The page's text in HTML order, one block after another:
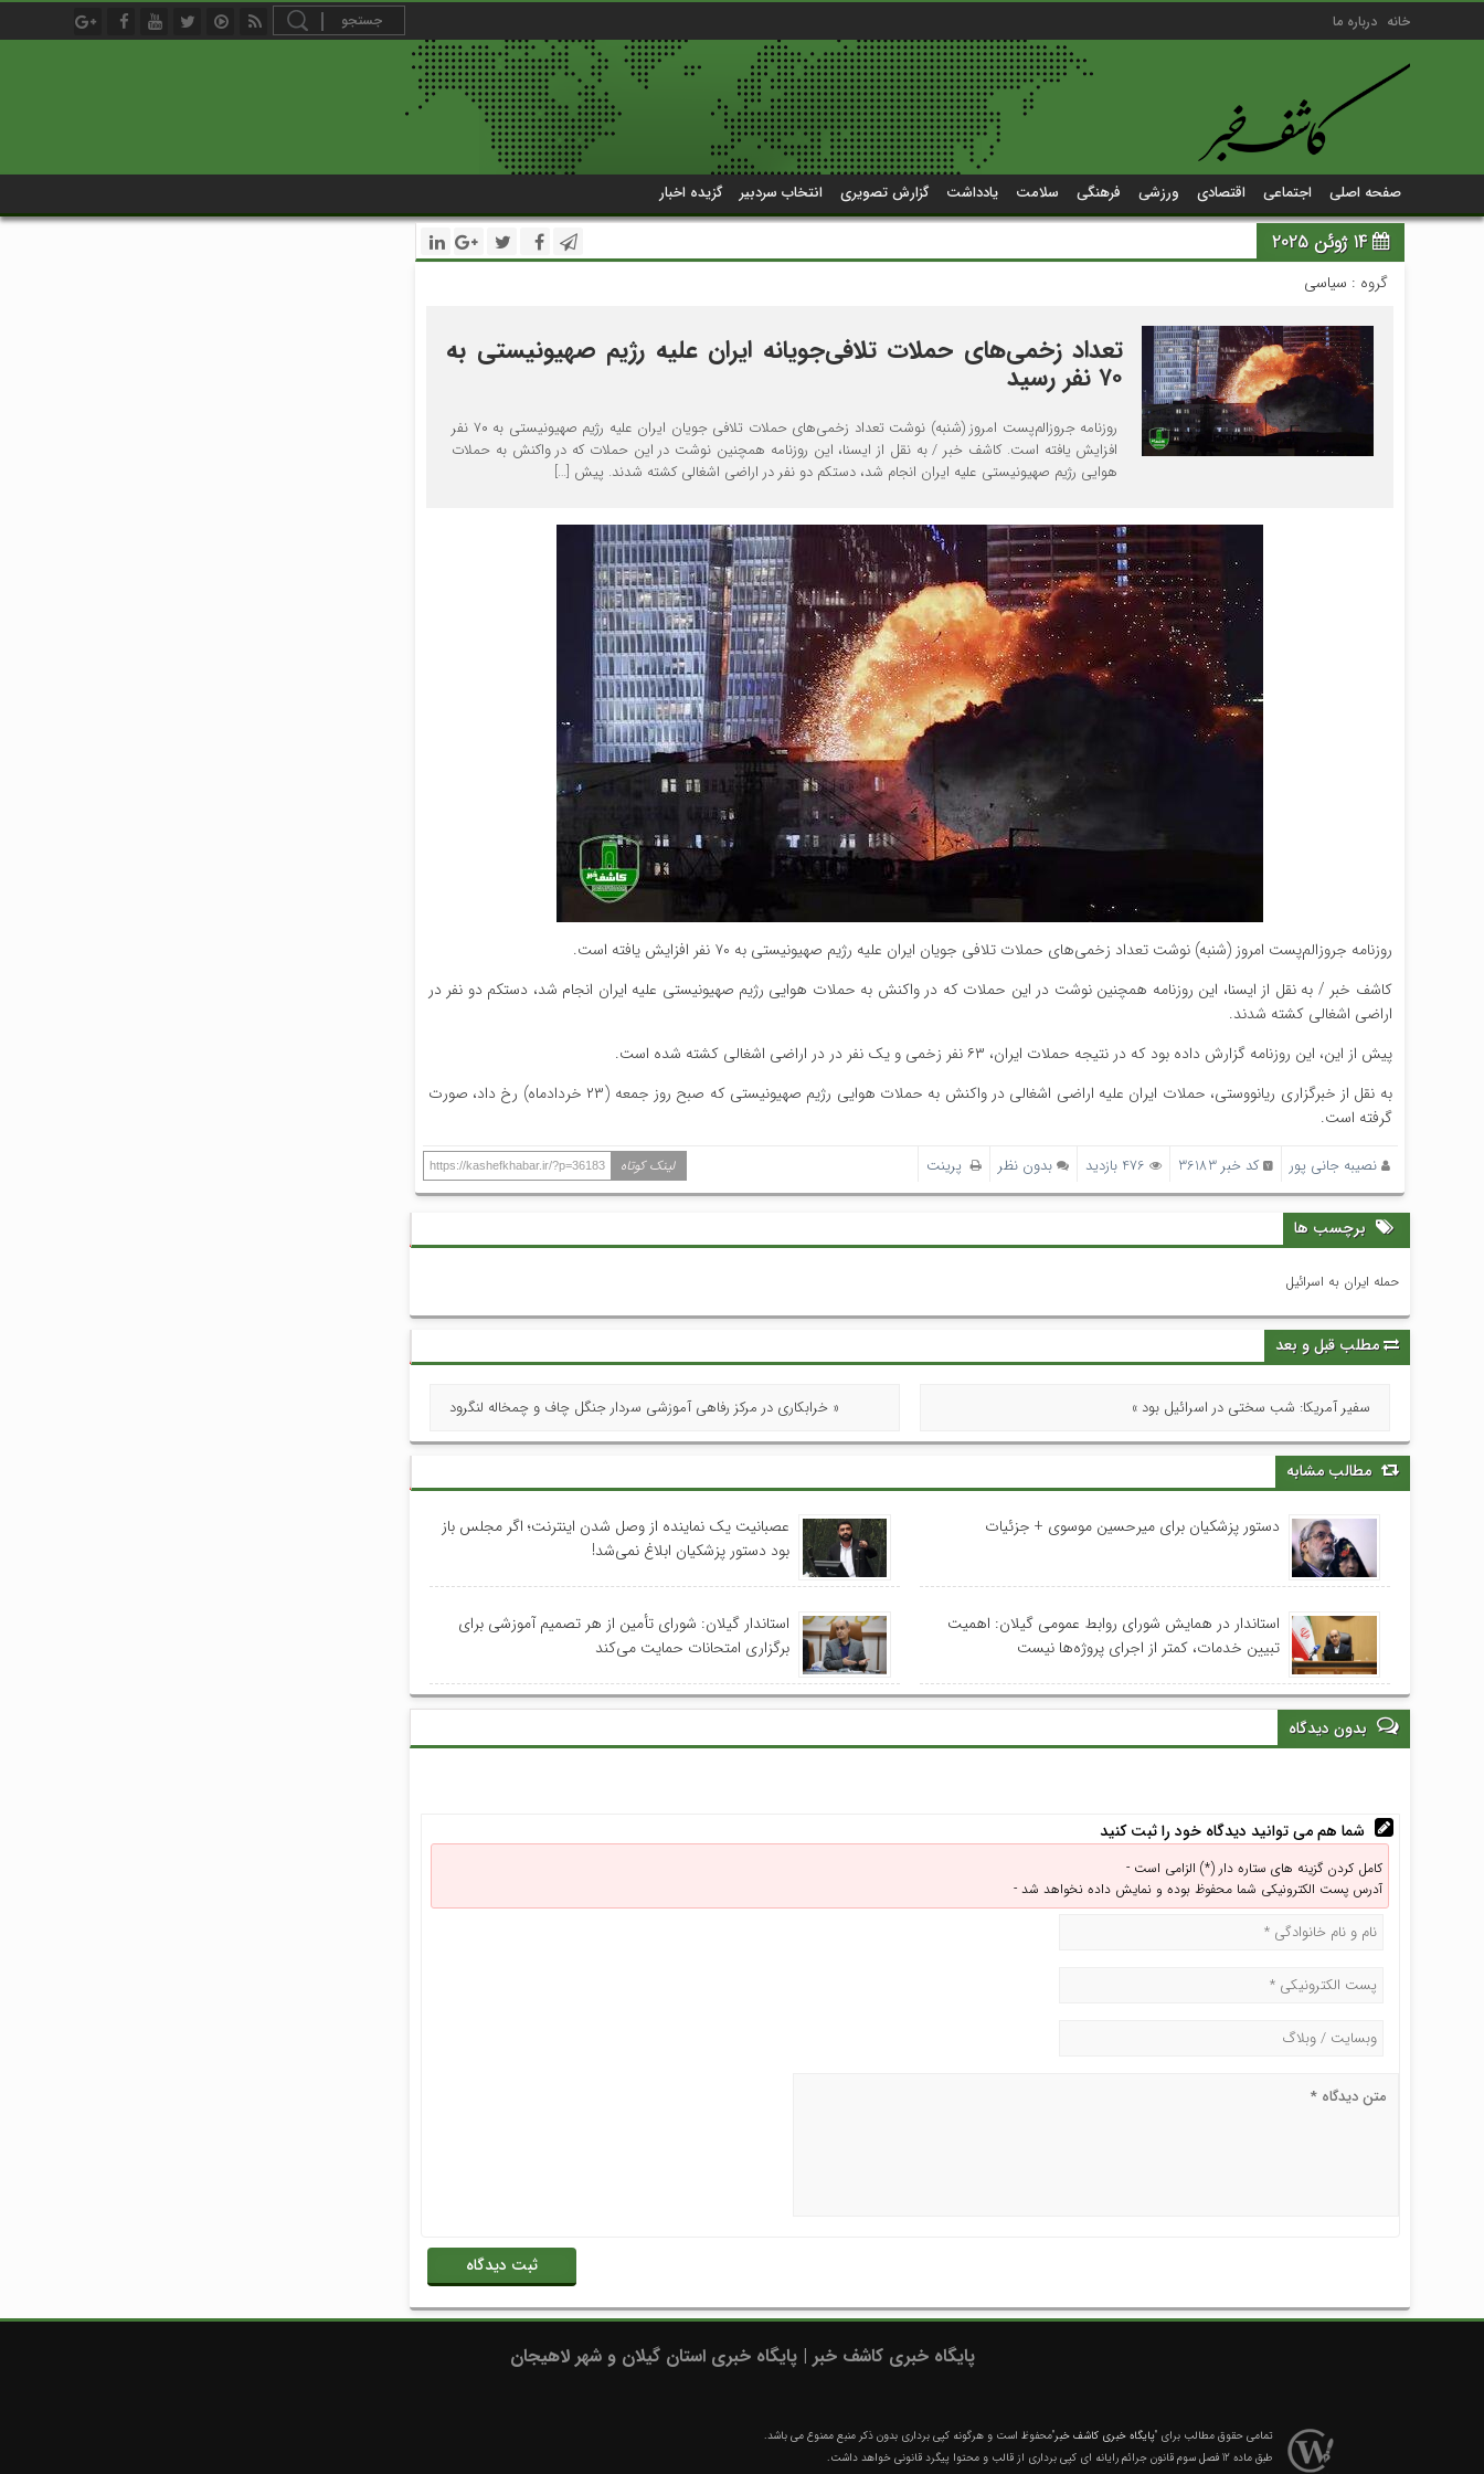
خانه درباره ما
صفحه اصلی اجتماعی اقتصادی ورزشی فرهنگی سلامت یادداشت گزارش تصویری انتخاب سردبیر گزیده اخبار
14 ژوئن 2025
گروه : سیاسی
تعداد زخمی‌های حملات تلافی‌جویانه ایران علیه رژیم صهیونیستی به
۷۰ نفر رسید
روزنامه جروزالم‌پست امروز (شنبه) نوشت تعداد زخمی‌های حملات تلافی جویان ایران علیه رژیم صهیونیستی به ۷۰ نفر
افزایش یافته است. کاشف خبر / به نقل از ایسنا، این روزنامه همچنین نوشت در این حملات که در واکنش به حملات
هوایی رژیم صهیونیستی علیه ایران انجام شد، دستکم دو نفر در اراضی اشغالی کشته شدند. پیش […]
روزنامه جروزالم‌پست امروز (شنبه) نوشت تعداد زخمی‌های حملات تلافی جویان ایران علیه رژیم صهیونیستی به ۷۰ نفر افزایش یافته است.
کاشف خبر / به نقل از ایسنا، این روزنامه همچنین نوشت در این حملات که در واکنش به حملات هوایی رژیم صهیونیستی علیه ایران انجام شد، دستکم دو نفر در
اراضی اشغالی کشته شدند.
پیش از این، این روزنامه گزارش داده بود که در نتیجه حملات ایران، ۶۳ نفر زخمی و یک نفر در در اراضی اشغالی کشته شده است.
به نقل از خبرگزاری ریانووستی، حملات ایران علیه اراضی اشغالی در واکنش به حملات هوایی رژیم صهیونیستی که صبح روز جمعه (۲۳ خردادماه) رخ داد، صورت
گرفته است.
نصیبه جانی پور کد خبر 36183 بدون نظر پرینت لینک کوتاه https://kashefkhabar.ir/?p=36183
برچسب ها
حمله ایران به اسرائیل
مطلب قبل و بعد
سفیر آمریکا: شب سختی در اسرائیل بود » « خرابکاری در مرکز رفاهی آموزشی سردار جنگل چاف و چمخاله لنگرود
مطالب مشابه
دستور پزشکیان برای میرحسین موسوی + جزئیات
عصبانیت یک نماینده از وصل شدن اینترنت؛ اگر مجلس باز
بود دستور پزشکیان ابلاغ نمی‌شد!
استاندار در همایش شورای روابط عمومی‌ گیلان: اهمیت
تبیین خدمات، کمتر از اجرای پروژه‌ها نیست
استاندار گیلان: شورای تأمین از هر تصمیم آموزشی برای
برگزاری امتحانات حمایت می‌کند
بدون دیدگاه
شما هم می توانید دیدگاه خود را ثبت کنید
کامل کردن گزینه های ستاره دار (*) الزامی است -
آدرس پست الکترونیکی شما محفوظ بوده و نمایش داده نخواهد شد -
پایگاه خبری کاشف خبر | پایگاه خبری استان گیلان و شهر لاهیجان
تمامی حقوق مطالب برای "پایگاه خبری کاشف خبر"محفوظ است و هرگونه کپی برداری بدون ذکر منبع ممنوع می باشد.
طبق ماده 12 فصل سوم قانون جرائم رایانه ای کپی برداری از قالب و محتوا پیگرد قانونی خواهد داشت.